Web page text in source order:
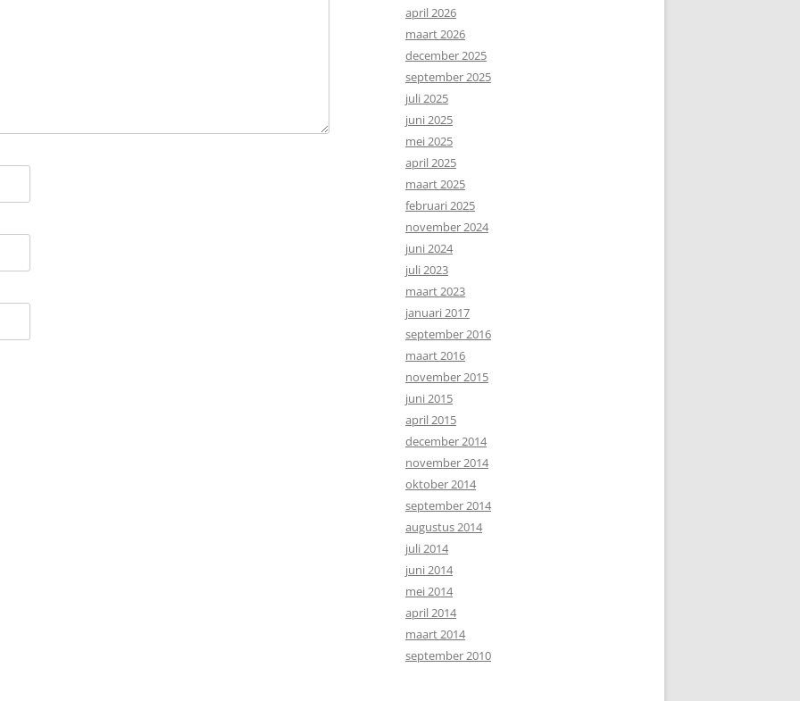
april 2026
maart 2026
december 2025
september 2025
juli 2025
juni 2025
mei 2025
april 2025
maart 2025
februari 2025
november 2024
juni 2024
juli 2023
maart 2023
januari 2017
september 2016
maart 2016
november 2015
juni 2015
april 2015
december 2014
november 2014
oktober 2014
september 2014
augustus 2014
juli 2014
juni 2014
mei 2014
april 2014
maart 2014
september 2010